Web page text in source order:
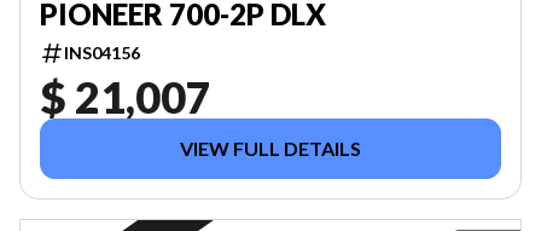
PIONEER 700-2P DLX
INS04156
$ 21,007
VIEW FULL DETAILS